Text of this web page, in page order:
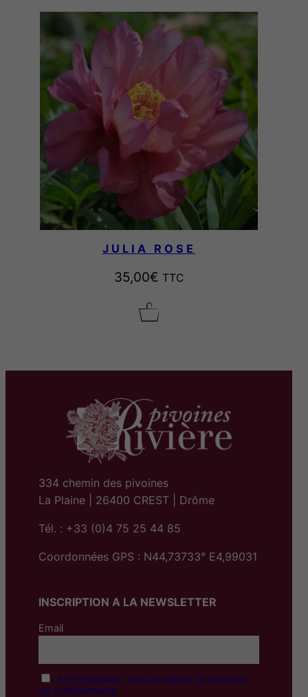
JULIA ROSE
35,00€ TTC
334 chemin des pivoines
La Plaine | 26400 CREST | Drôme
Tél. : +33 (0)4 75 25 44 85
Coordonnées GPS : N44,73733° E4,99031
INSCRIPTION A LA NEWSLETTER
Email
En continuant, vous acceptez la politique
de confidentialité